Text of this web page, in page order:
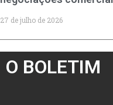
27 de julho de 2026
O BOLETIM